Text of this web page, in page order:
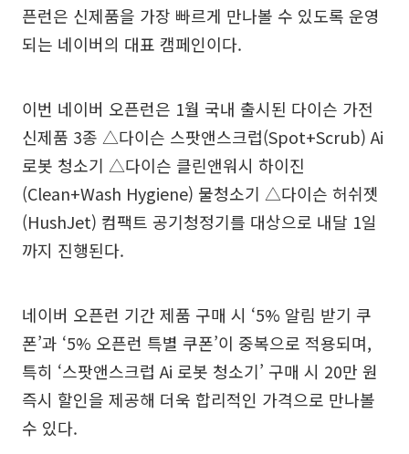
픈런은 신제품을 가장 빠르게 만나볼 수 있도록 운영
되는 네이버의 대표 캠페인이다.
이번 네이버 오픈런은 1월 국내 출시된 다이슨 가전
신제품 3종 △다이슨 스팟앤스크럽(Spot+Scrub) Ai
로봇 청소기 △다이슨 클린앤워시 하이진
(Clean+Wash Hygiene) 물청소기 △다이슨 허쉬젯
(HushJet) 컴팩트 공기청정기를 대상으로 내달 1일
까지 진행된다.
네이버 오픈런 기간 제품 구매 시 ‘5% 알림 받기 쿠
폰’과 ‘5% 오픈런 특별 쿠폰’이 중복으로 적용되며,
특히 ‘스팟앤스크럽 Ai 로봇 청소기’ 구매 시 20만 원
즉시 할인을 제공해 더욱 합리적인 가격으로 만나볼
수 있다.